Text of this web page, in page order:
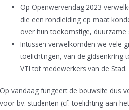
Op Openwervendag 2023
die een rondleiding op maat
over hun toekomstige, duurzame
Intussen verwelkomden we vele
toelichtingen, van de gidsenkring
VTI tot medewerkers van de Stad.
Op vandaag fungeert de bouwsite dus
voor bv. studenten (cf. toelichting aan